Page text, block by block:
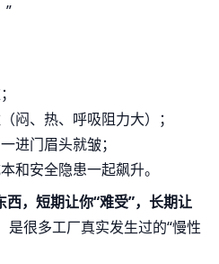
”
闷、热、呼吸阻力大）；
进门眉头就皱；
和安全隐患一起飙升。
西，短期让你“难受”，长期让
是很多工厂真实发生过的“慢性